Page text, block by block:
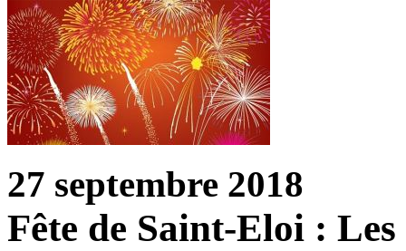
27 septembre 2018
Fête de Saint-Eloi :